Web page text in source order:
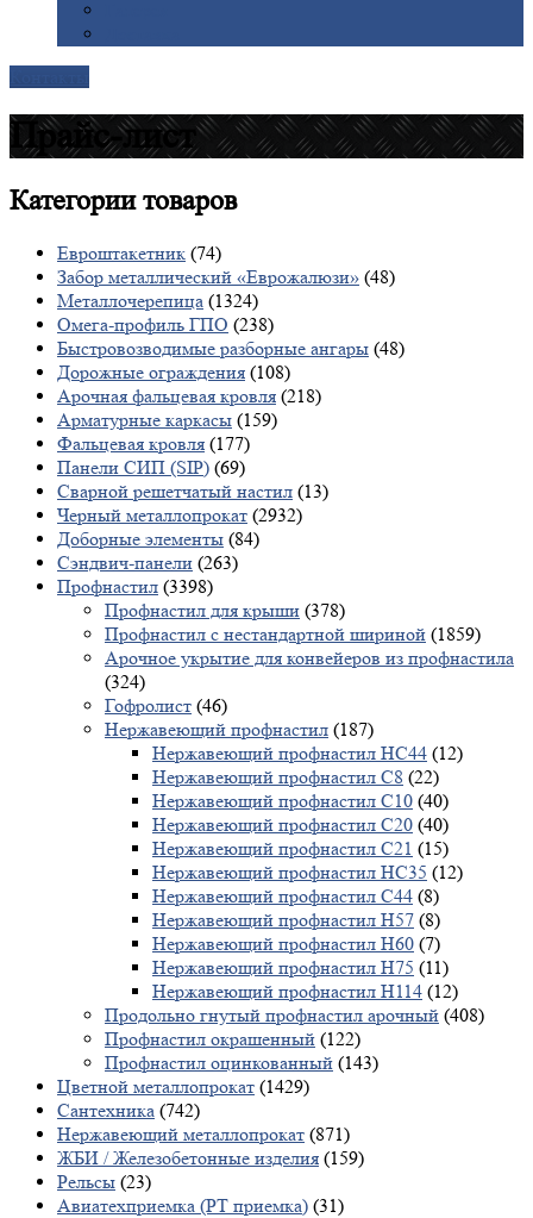
Прайс-лист
Категориитоваров
Евроштакетник (74)
Забор металлический «Еврожалюзи» (48)
Металлочерепица (1324)
Омега-профиль ГПО (238)
Быстровозводимые разборные ангары (48)
Дорожные ограждения (108)
Арочная фальцевая кровля (218)
Арматурные каркасы (159)
Фальцевая кровля (177)
Панели СИП (SIP) (69)
Сварной решетчатый настил (13)
Черный металлопрокат (2932)
Доборные элементы (84)
Сэндвич-панели (263)
Профнастил (3398)
Профнастил для крыши (378)
Профнастил с нестандартной шириной (1859)
Арочное укрытие для конвейеров из профнастила
(324)
Гофролист (46)
Нержавеющий профнастил (187)
Нержавеющий профнастил НС44 (12)
Нержавеющий профнастил С8 (22)
Нержавеющий профнастил С10 (40)
Нержавеющий профнастил С20 (40)
Нержавеющий профнастил С21 (15)
Нержавеющий профнастил НС35 (12)
Нержавеющий профнастил С44 (8)
Нержавеющий профнастил Н57 (8)
Нержавеющий профнастил Н60 (7)
Нержавеющий профнастил H75 (11)
Нержавеющий профнастил Н114 (12)
Продольно гнутый профнастил арочный (408)
Профнастил окрашенный (122)
Профнастил оцинкованный (143)
Цветной металлопрокат (1429)
Сантехника (742)
Нержавеющий металлопрокат (871)
ЖБИ / Железобетонные изделия (159)
Рельсы (23)
Авиатехприемка (РТ приемка) (31)